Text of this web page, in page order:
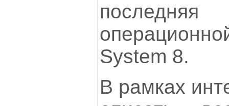
System 8.
В рамках